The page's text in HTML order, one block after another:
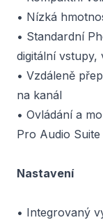
• Nízká
• Standardní
digitální vstupy,
• Vzdáleně
na kanál
• Ovládání a
Pro Audio Suite
Nastavení
• Integrovaný